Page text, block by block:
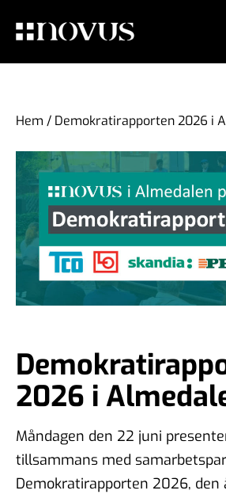
Hem / Demokratirapporten 2026 i
2026 i
Måndagen den 22 juni
tillsammans med
Demokratirapporten 2026, den